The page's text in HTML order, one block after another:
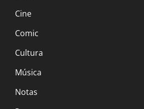
Cine
Comic
Cultura
Música
Notas